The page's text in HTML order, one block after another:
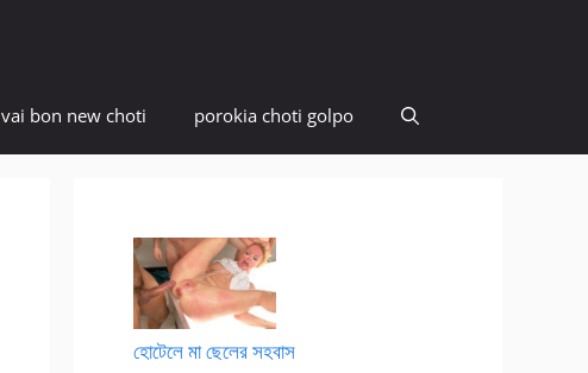
vai bon new choti porokia choti golpo
হোটেলে মা ছেলের সহবাস